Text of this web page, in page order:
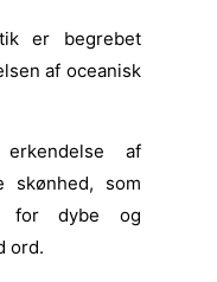
er begrebet
af oceanisk
af
skønhed, som
for dybe og
ord.